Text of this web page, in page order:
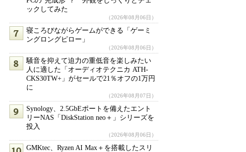
ックしてみた
（2026年08月06日）
寝ころびながらゲームができる「ゲーミ
ングロングピロー」
（2026年08月06日）
騒音を抑えて迫力の重低音を楽しみたい
人に適した「オーディオテクニカ ATH-
CKS30TW+」がセールで21％オフの1万円
に
（2026年08月07日）
Synology、2.5GbEポートを備えたエント
リーNAS「DiskStation neo＋」シリーズを
投入
（2026年08月06日）
GMKtec、Ryzen AI Max＋を搭載したスリ